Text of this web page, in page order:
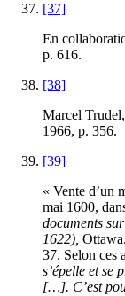
[37]
En
p. 616.
[38]
Marcel
1966, p. 356.
[39]
« Vente d’un
mai 1600,
documents
1622),
37. Selon ces
s’épelle et se
[…]. C’est